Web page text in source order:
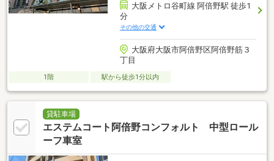
大阪メトロ谷町線 阿倍野駅 徒歩1
分
その他の交通
大阪府大阪市阿倍野区阿倍野筋３
丁目
1階 駅から徒歩1分以内
貸駐車場
エステムコート阿倍野コンフォルト 中型ロール
ーフ車室